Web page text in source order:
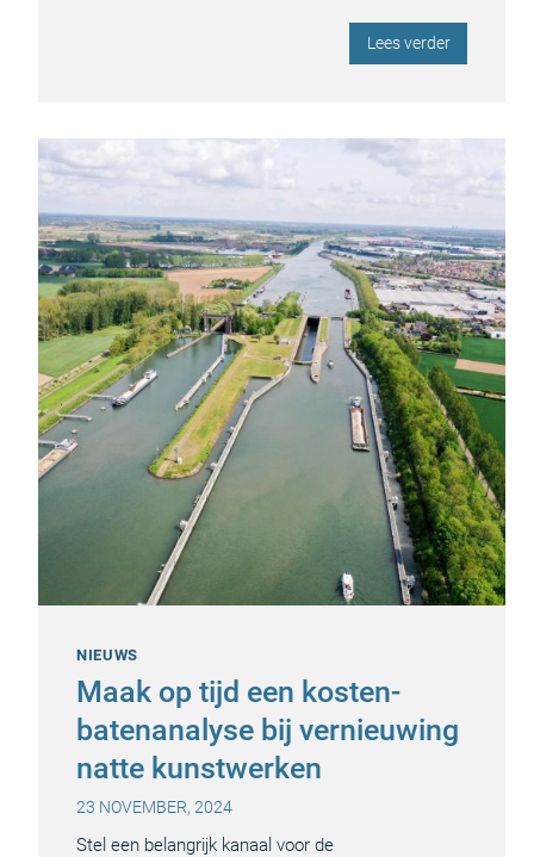
Lees verder
NIEUWS
Maak op tijd een kosten-
batenanalyse bij vernieuwing
natte kunstwerken
23 NOVEMBER, 2024
Stel een belangrijk kanaal voor de